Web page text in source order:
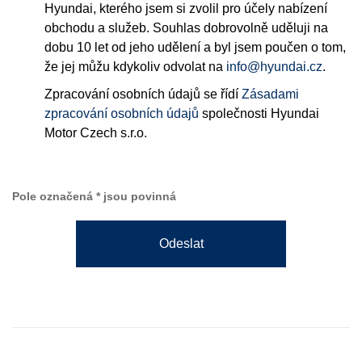
Hyundai, kterého jsem si zvolil pro účely nabízení
obchodu a služeb. Souhlas dobrovolně uděluji na
dobu 10 let od jeho udělení a byl jsem poučen o tom,
že jej můžu kdykoliv odvolat na info@hyundai.cz.
Zpracování osobních údajů se řídí Zásadami
zpracování osobních údajů společnosti Hyundai
Motor Czech s.r.o.
Pole označená * jsou povinná
Odeslat